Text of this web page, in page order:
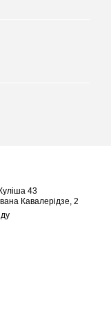
43
Кавалерідзе, 2